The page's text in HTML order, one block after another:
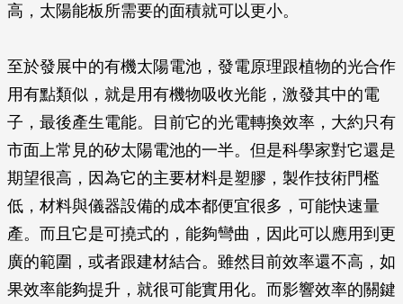
高，太陽能板所需要的面積就可以更小。
至於發展中的有機太陽電池，發電原理跟植物的光合作
用有點類似，就是用有機物吸收光能，激發其中的電
子，最後產生電能。目前它的光電轉換效率，大約只有
市面上常見的矽太陽電池的一半。但是科學家對它還是
期望很高，因為它的主要材料是塑膠，製作技術門檻
低，材料與儀器設備的成本都便宜很多，可能快速量
產。而且它是可撓式的，能夠彎曲，因此可以應用到更
廣的範圍，或者跟建材結合。雖然目前效率還不高，如
果效率能夠提升，就很可能實用化。而影響效率的關鍵